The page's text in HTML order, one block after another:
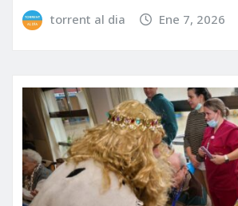
torrent al dia Ene 7, 2026